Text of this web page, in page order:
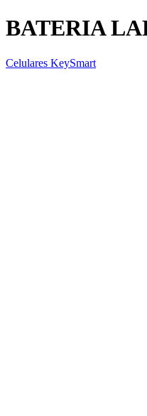
BATERIA
Celulares KeySmart